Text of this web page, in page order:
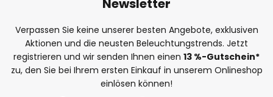
Verpassen Sie keine unserer besten Angebote, exklusiven
Aktionen und die neusten Beleuchtungstrends. Jetzt
registrieren und wir senden Ihnen einen 13 %-Gutschein*
zu, den Sie bei Ihrem ersten Einkauf in unserem Onlineshop
einlösen können!